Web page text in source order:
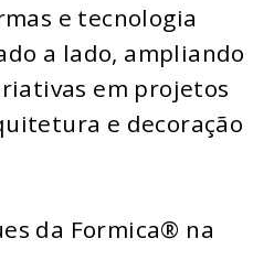
e tecnologia
a lado, ampliando
em projetos
e decoração
da Formica® na